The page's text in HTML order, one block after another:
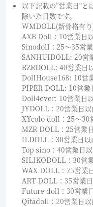
以下記載の"営業日"と
除いた日数です。
WMDOLL(新骨格有
AXB Doll：10営業日
Sinodoll：25〜35営
SANHUIDOLL: 20営
RZRDOLL: 40営業日
DollHouse168: 10営
PIPER DOLL: 10営業
Doll4ever: 10営業日
JYDOLL：20営業日以
XYcolo doll：25〜30
MZR DOLL：25営業
ILDOLL：30営業日以
Top sino：40営業日
SILIKODOLL：30営
WAX DOLL：25営業
ART DOLL：35営業
Future doll：30営業
Qitadoll：20営業日以